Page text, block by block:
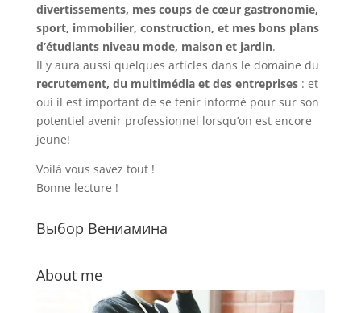
divertissements, mes coups de cœur gastronomie,
sport, immobilier, construction, et mes bons plans
d’étudiants niveau mode, maison et jardin.
Il y aura aussi quelques articles dans le domaine du
recrutement, du multimédia et des entreprises: et
oui il est important de se tenir informé pour sur son
potentiel avenir professionnel lorsqu’on est encore
jeune!
Voilà vous savez tout !
Bonne lecture !
Выбор Вениамина
About me